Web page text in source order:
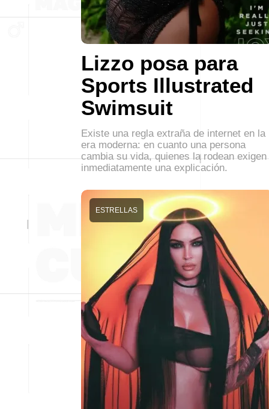
Lizzo posa para
Sports Illustrated
Swimsuit
Existe una regla extraña de internet en la
era moderna: en cuanto una persona
cambia su vida, quienes la rodean exigen
inmediatamente una explicación.
ESTRELLAS